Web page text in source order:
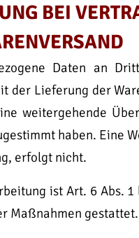
BEI
Daten an
der Lieferung der
weitergehende
haben. Eine
erfolgt nicht.
ist Art. 6 Abs.
Maßnahmen gestattet.